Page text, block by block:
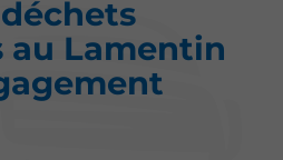
au Lamentin